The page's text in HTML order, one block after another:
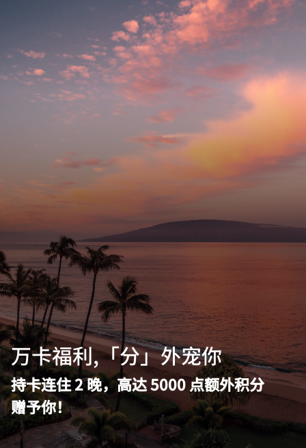
万卡福利,「分」外宠你
持卡连住 2 晚，高达 5000 点额外积分
赠予你！